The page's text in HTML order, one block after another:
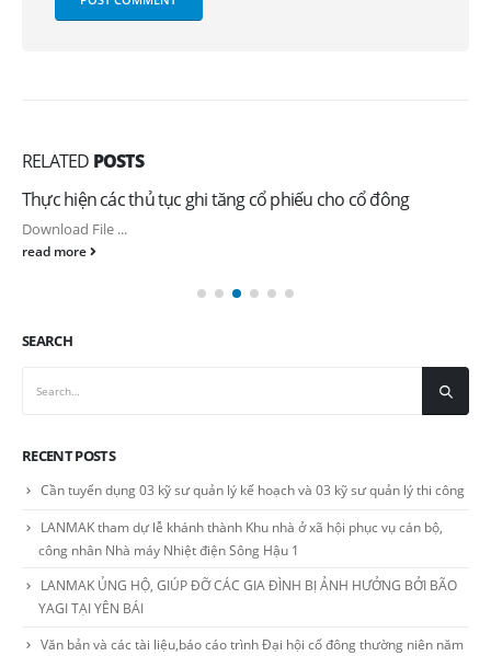
RELATED POSTS
Thực hiện các thủ tục ghi tăng cổ phiếu cho cổ đông
Download File ...
read more
SEARCH
RECENT POSTS
Cần tuyển dụng 03 kỹ sư quản lý kế hoạch và 03 kỹ sư quản lý thi công
LANMAK tham dự lễ khánh thành Khu nhà ở xã hội phục vụ cán bộ,
công nhân Nhà máy Nhiệt điện Sông Hậu 1
LANMAK ỦNG HỘ, GIÚP ĐỠ CÁC GIA ĐÌNH BỊ ẢNH HƯỞNG BỞI BÃO
YAGI TẠI YÊN BÁI
Văn bản và các tài liệu,báo cáo trình Đại hội cổ đông thường niên năm